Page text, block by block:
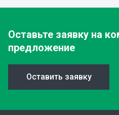
Оставьте заявку на
предложение
Оставить заявку